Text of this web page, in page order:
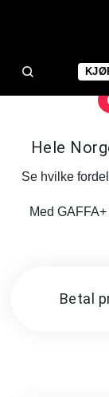
Hele
Se hvilke
Med
Betal